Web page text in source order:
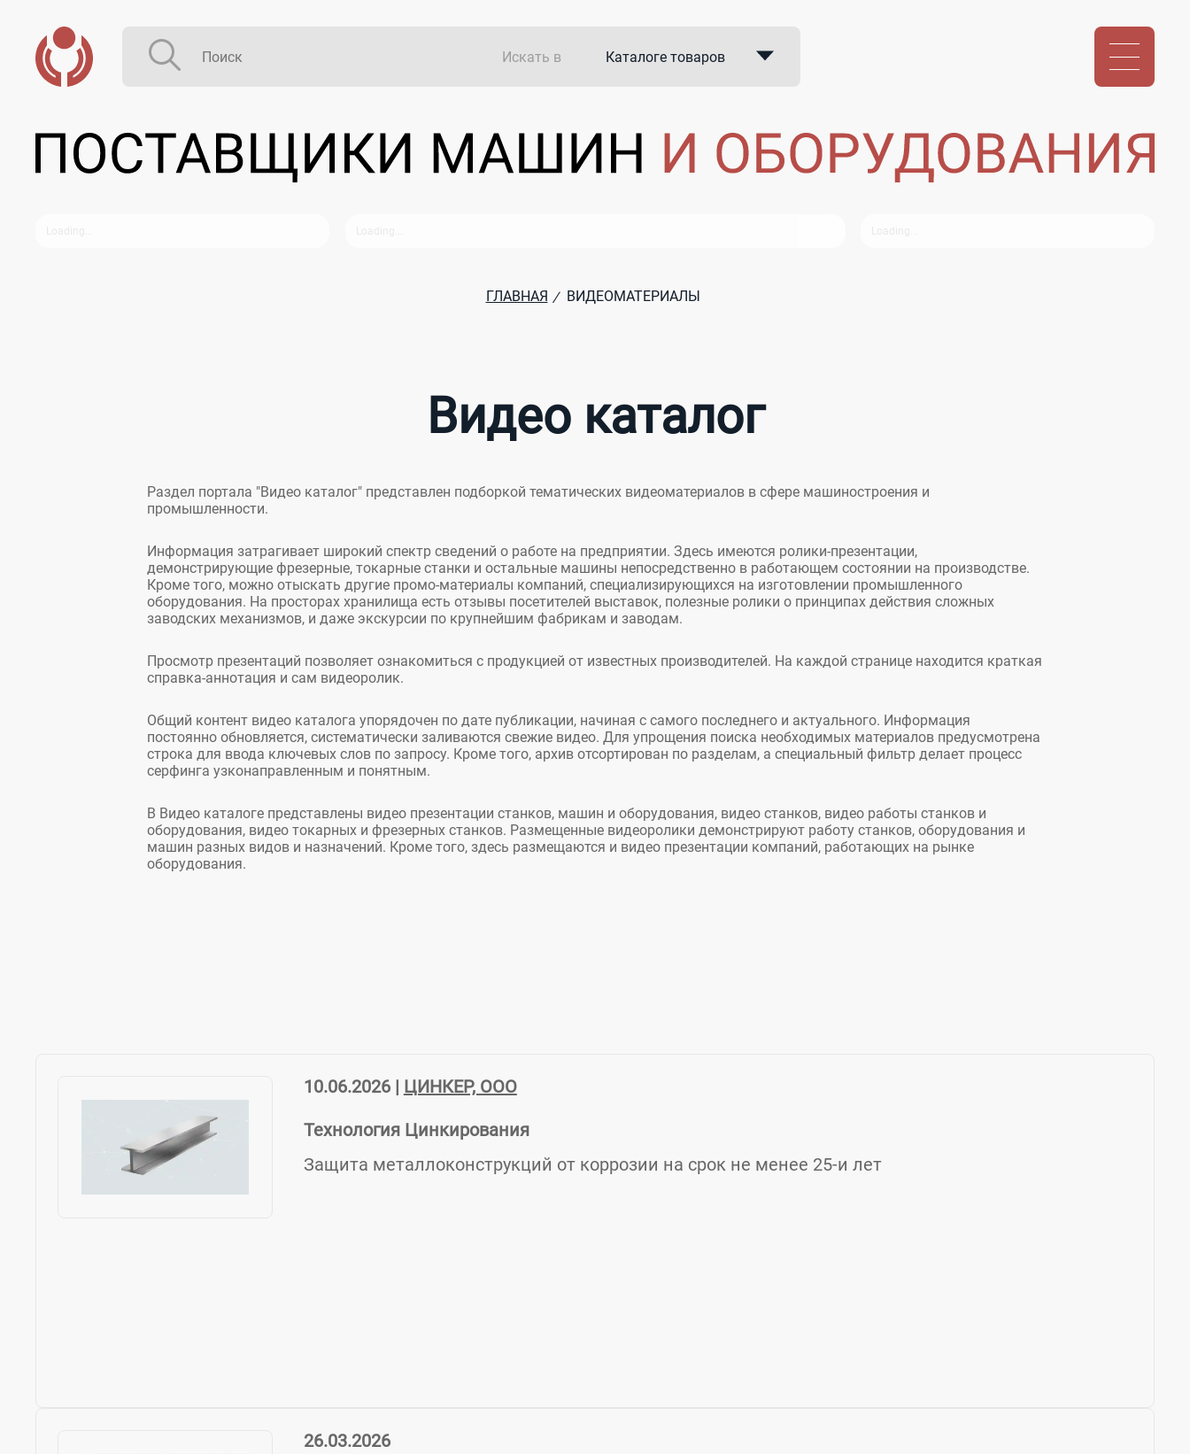
Искать в Каталоге товаров
В закупках
ГЛАВНАЯ / ВИДЕОМАТЕРИАЛЫ
Видео каталог
Раздел портала "Видео каталог" представлен подборкой тематических видеоматериалов в сфере машиностроения и
промышленности.
Информация затрагивает широкий спектр сведений о работе на предприятии. Здесь имеются ролики-презентации,
демонстрирующие фрезерные, токарные станки и остальные машины непосредственно в работающем состоянии на производстве.
Кроме того, можно отыскать другие промо-материалы компаний, специализирующихся на изготовлении промышленного
оборудования. На просторах хранилища есть отзывы посетителей выставок, полезные ролики о принципах действия сложных
заводских механизмов, и даже экскурсии по крупнейшим фабрикам и заводам.
Просмотр презентаций позволяет ознакомиться с продукцией от известных производителей. На каждой странице находится краткая
справка-аннотация и сам видеоролик.
Общий контент видео каталога упорядочен по дате публикации, начиная с самого последнего и актуального. Информация
постоянно обновляется, систематически заливаются свежие видео. Для упрощения поиска необходимых материалов предусмотрена
строка для ввода ключевых слов по запросу. Кроме того, архив отсортирован по разделам, а специальный фильтр делает процесс
серфинга узконаправленным и понятным.
В Видео каталоге представлены видео презентации станков, машин и оборудования, видео станков, видео работы станков и
оборудования, видео токарных и фрезерных станков. Размещенные видеоролики демонстрируют работу станков, оборудования и
машин разных видов и назначений. Кроме того, здесь размещаются и видео презентации компаний, работающих на рынке
оборудования.
10.06.2026 | ЦИНКЕР, ООО
Технология Цинкирования
Защита металлоконструкций от коррозии на срок не менее 25-и лет
26.03.2026